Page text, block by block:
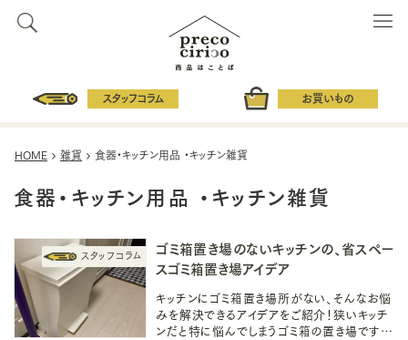
スタッフコラム お買いもの
HOME 雑貨 食器・キッチン用品 ・キッチン雑貨
食器・キッチン用品 ・キッチン雑貨
ゴミ箱置き場のないキッチンの、省スペー
スゴミ箱置き場アイデア
キッチンにゴミ箱置き場所がない、そんなお悩
みを解決できるアイデアをご紹介！狭いキッチ
ンだと特に悩んでしまうゴミ箱の置き場です